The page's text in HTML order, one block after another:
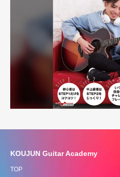
KOUJUN Guitar Academy
TOP